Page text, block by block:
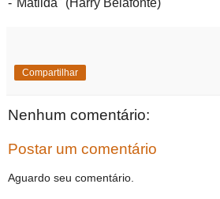
Compartilhar
Nenhum comentário:
Postar um comentário
Aguardo seu comentário.